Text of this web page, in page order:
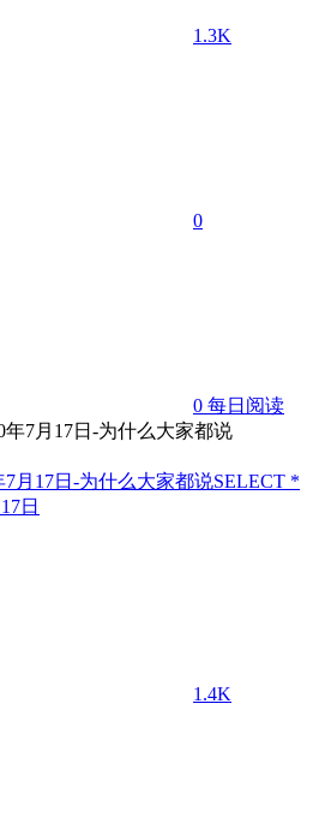
1.3K
0
0 每日阅读
7月17日-为什么大家都说SELECT *
日
1.4K